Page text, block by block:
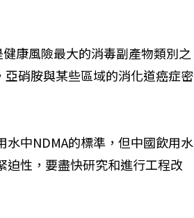
康風險最大的消毒副產物類別之
硝胺與某些區域的消化道癌症密
中NDMA的標準，但中國飲用水
迫性，要盡快研究和進行工程改